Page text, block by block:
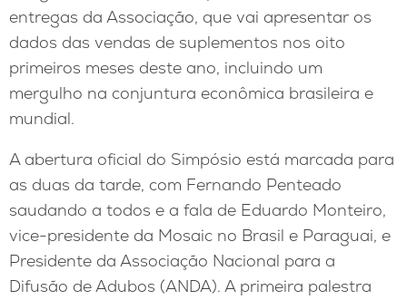
entregas da Associação, que vai apresentar os
dados das vendas de suplementos nos oito
primeiros meses deste ano, incluindo um
mergulho na conjuntura econômica brasileira e
mundial.
A abertura oficial do Simpósio está marcada para
as duas da tarde, com Fernando Penteado
saudando a todos e a fala de Eduardo Monteiro,
vice-presidente da Mosaic no Brasil e Paraguai, e
Presidente da Associação Nacional para a
Difusão de Adubos (ANDA). A primeira palestra